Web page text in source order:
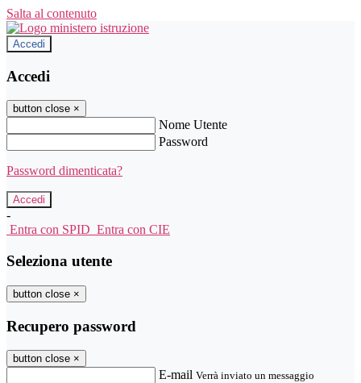
Salta al contenuto
Accedi
Accedi
button close ×
Nome Utente
Password
Password dimenticata?
-
Entra con SPID Entra con CIE
Seleziona utente
button close ×
Recupero password
button close ×
E-mail Verrà inviato un messaggio